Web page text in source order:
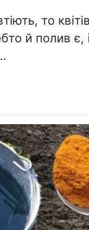
то
й полив є,